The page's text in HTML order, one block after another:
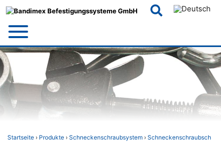
Startseite › Produkte › Schneckenschraubsystem › Schneckenschraubsch